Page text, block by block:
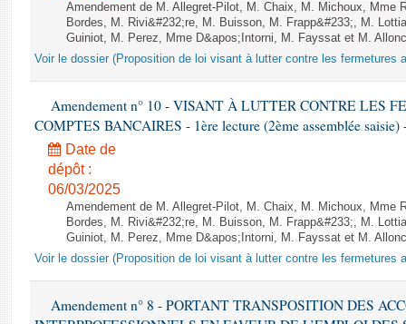
Amendement de M. Allegret-Pilot, M. Chaix, M. Michoux, Mme
Bordes, M. Rivi&#232;re, M. Buisson, M. Frapp&#233;, M.
Guiniot, M. Perez, Mme D&apos;Intorni, M. Fayssat et M.
Voir le dossier (Proposition de loi visant à lutter contre les fermetures
Amendement n° 10 - VISANT À LUTTER CONTRE LES
COMPTES BANCAIRES - 1ère lecture (2ème assemblée saisie)
Date de
dépôt :
06/03/2025
Amendement de M. Allegret-Pilot, M. Chaix, M. Michoux, Mme
Bordes, M. Rivi&#232;re, M. Buisson, M. Frapp&#233;, M.
Guiniot, M. Perez, Mme D&apos;Intorni, M. Fayssat et M.
Voir le dossier (Proposition de loi visant à lutter contre les fermetures
Amendement n° 8 - PORTANT TRANSPOSITION DES